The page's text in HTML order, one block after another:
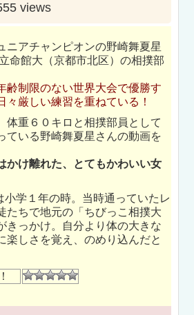
views
ニアチャンピオンの野崎舞夏星
命館大（京都市北区）の相撲部
齢制限のない世界大会で優勝す
々厳しい練習を重ねている！
体重６０キロと相撲部員として
ている野崎舞夏星さんの動画を
かけ離れた、とてもかわいい女
学１年の時。当時通っていたレ
たちで地元の「ちびっこ相撲大
きっかけ。自分より体の大きな
楽しさを覚え、のめり込んだと
！